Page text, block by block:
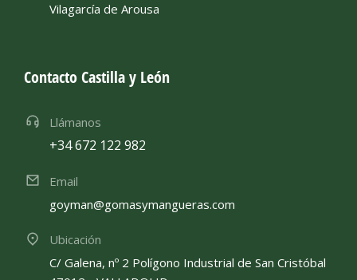
Vilagarcía de Arousa
Contacto Castilla y León
Llámanos
+34 672 122 982
Email
goyman@gomasymangueras.com
Ubicación
C/ Galena, nº 2 Polígono Industrial de San Cristóbal